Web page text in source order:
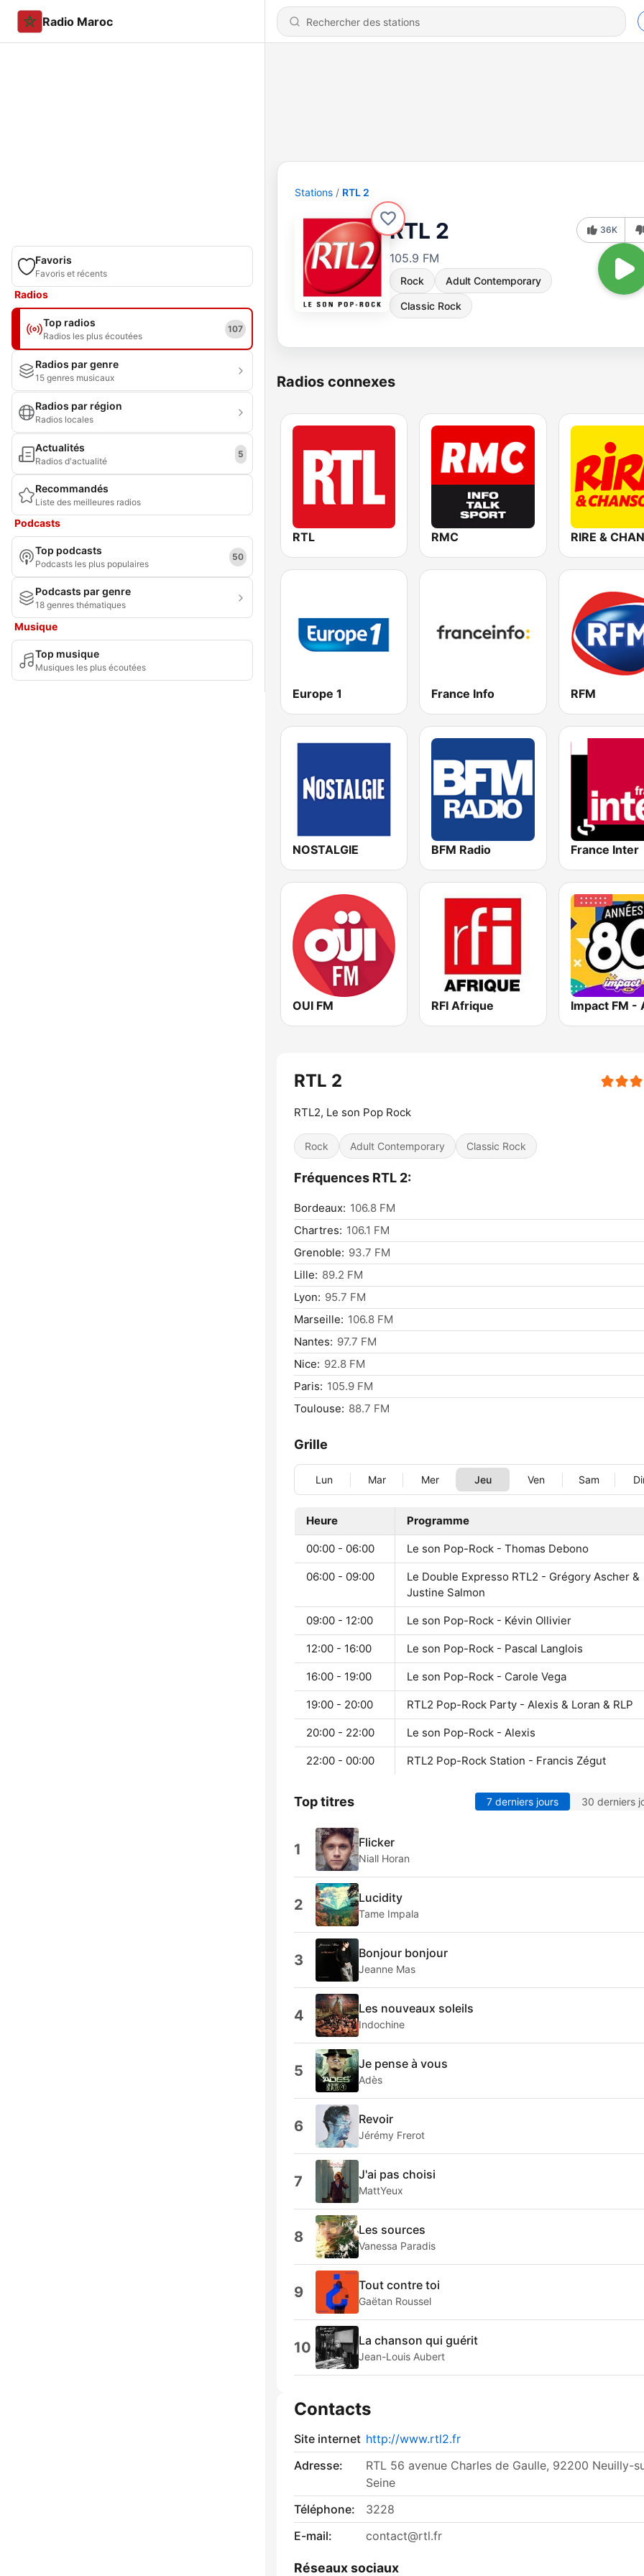
Radio Maroc
Favoris
Favoris et récents
Radios
Top radios
Radios les plus écoutées
107
Radios par genre
15 genres musicaux
Radios par région
Radios locales
Actualités
Radios d'actualité
5
Recommandés
Liste des meilleures radios
Podcasts
Top podcasts
Podcasts les plus populaires
50
Podcasts par genre
18 genres thématiques
Musique
Top musique
Musiques les plus écoutées
Stations RTL 2
RTL 2
105.9 FM
Rock Adult Contemporary
Classic Rock
36K
Radios connexes
RTL RMC
Europe 1 France Info RFM
NOSTALGIE BFM Radio France Inter
OUI FM RFI Afrique
RTL 2
RTL2, Le son Pop Rock
Rock Adult Contemporary Classic Rock
Fréquences RTL 2:
Bordeaux: 106.8 FM
Chartres: 106.1 FM
Grenoble: 93.7 FM
Lille: 89.2 FM
Lyon: 95.7 FM
Marseille: 106.8 FM
Nantes: 97.7 FM
Nice: 92.8 FM
Paris: 105.9 FM
Toulouse: 88.7 FM
Grille
Lun Mar Mer Jeu Ven Sam
Heure Programme
00:00 - 06:00 Le son Pop-Rock - Thomas Debono
06:00 - 09:00
Le Double Expresso RTL2 - Grégory Ascher &
Justine Salmon
09:00 - 12:00 Le son Pop-Rock - Kévin Ollivier
12:00 - 16:00 Le son Pop-Rock - Pascal Langlois
16:00 - 19:00 Le son Pop-Rock - Carole Vega
19:00 - 20:00 RTL2 Pop-Rock Party - Alexis & Loran & RLP
20:00 - 22:00 Le son Pop-Rock - Alexis
22:00 - 00:00 RTL2 Pop-Rock Station - Francis Zégut
Top titres 7 derniers jours 30 derniers
1 Flicker
Niall Horan
2 Lucidity
Tame Impala
3 Bonjour bonjour
Jeanne Mas
4 Les nouveaux soleils
Indochine
5 Je pense à vous
Adès
6 Revoir
Jérémy Frerot
7 J'ai pas choisi
MattYeux
8 Les sources
Vanessa Paradis
9 Tout contre toi
Gaëtan Roussel
10 La chanson qui guérit
Jean-Louis Aubert
Contacts
Site internet http://www.rtl2.fr
Adresse:
RTL 56 avenue Charles de Gaulle, 92200 Neuilly-
Seine
Téléphone:
3228
E-mail:
contact@rtl.fr
Réseaux sociaux